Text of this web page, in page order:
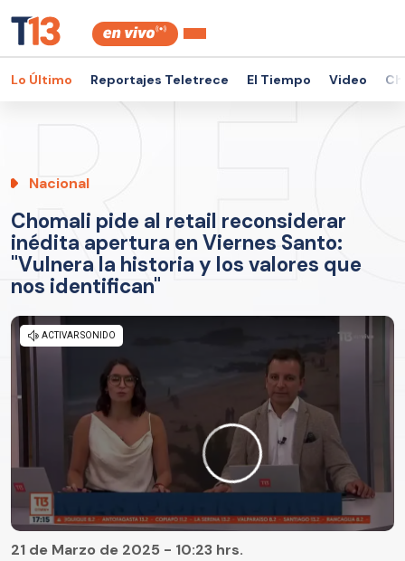
Lo Último Reportajes Teletrece El Tiempo Video
Nacional
Chomali pide al retail reconsiderar
inédita apertura en Viernes Santo:
"Vulnera la historia y los valores que
nos identifican"
21 de Marzo de 2025 - 10:23 hrs.